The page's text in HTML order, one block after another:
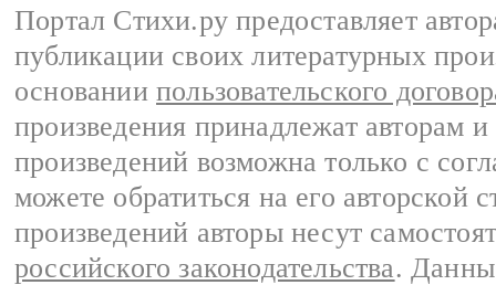
Портал Стихи.ру предоставляет
публикации своих литературных
основании пользовательского
произведения принадлежат авторам
произведений возможна только с
можете обратиться на его авторской
произведений авторы несут
российского законодательства.